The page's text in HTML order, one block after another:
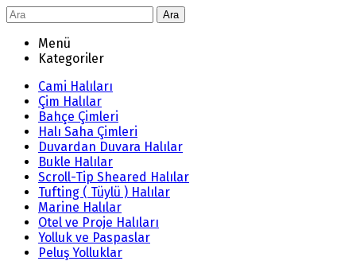
Ara
Menü
Kategoriler
Cami Halıları
Çim Halılar
Bahçe Çimleri
Halı Saha Çimleri
Duvardan Duvara Halılar
Bukle Halılar
Scroll-Tip Sheared Halılar
Tufting ( Tüylü ) Halılar
Marine Halılar
Otel ve Proje Halıları
Yolluk ve Paspaslar
Peluş Yolluklar